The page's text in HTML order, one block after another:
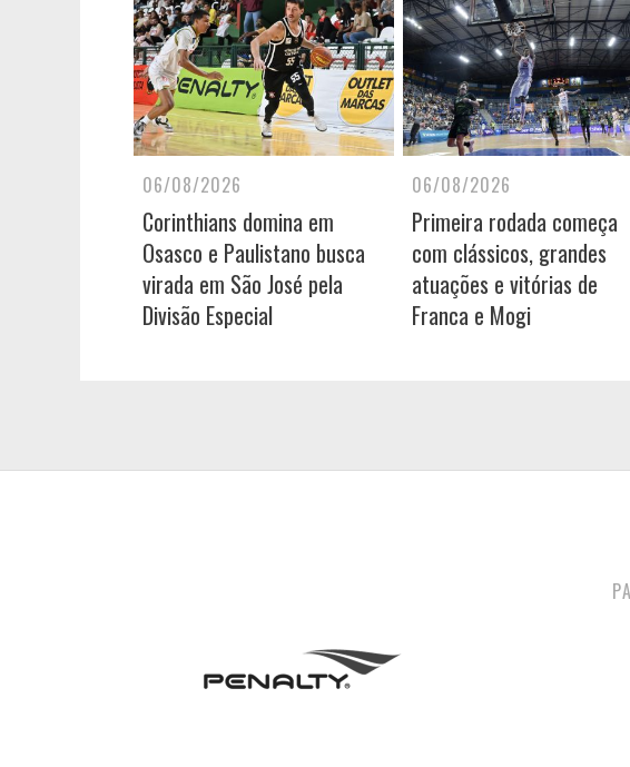
06/08/2026
Corinthians domina em
Osasco e Paulistano busca
virada em São José pela
Divisão Especial
06/08/2026
Primeira rodada começa
com clássicos, grandes
atuações e vitórias de
Franca e Mogi